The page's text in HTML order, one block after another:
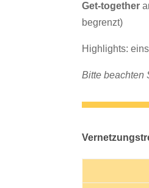
Get-together
begrenzt)
Highlights:
Bitte beachten